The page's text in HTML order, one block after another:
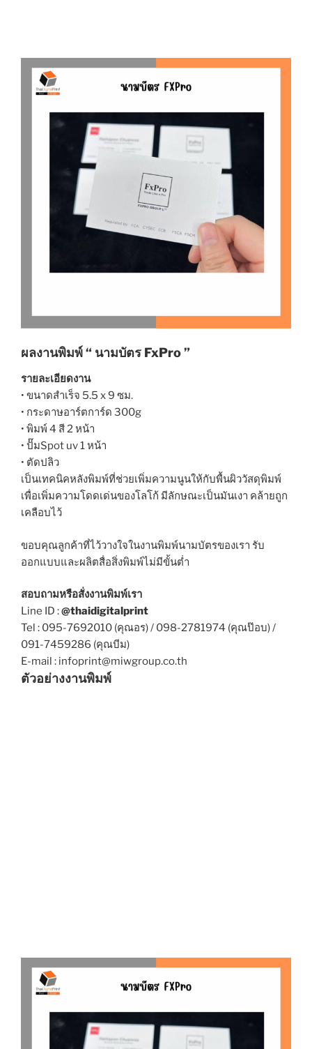
ผลงานพิมพ์ “ นามบัตร FxPro ”
รายละเอียดงาน
• ขนาดสำเร็จ 5.5 x 9 ซม.
• กระดาษอาร์ตการ์ด 300g
• พิมพ์ 4 สี 2 หน้า
• ปั๊มSpot uv 1 หน้า
• ตัดปลิว
เป็นเทคนิคหลังพิมพ์ที่ช่วยเพิ่มความนูนให้กับพื้นผิววัสดุพิมพ์
เพื่อเพิ่มความโดดเด่นของโลโก้ มีลักษณะเป็นมันเงา คล้ายถูก
เคลือบไว้
ขอบคุณลูกค้าที่ไว้วางใจในงานพิมพ์นามบัตรของเรา รับ
ออกแบบและผลิตสื่อสิ่งพิมพ์ไม่มีขั้นต่ำ
สอบถามหรือสั่งงานพิมพ์เรา
Line ID :@thaidigitalprint
Tel : 095-7692010 (คุณอร) / 098-2781974 (คุณป๊อบ) /
091-7459286 (คุณบีม)
E-mail : infoprint@miwgroup.co.th
ตัวอย่างงานพิมพ์